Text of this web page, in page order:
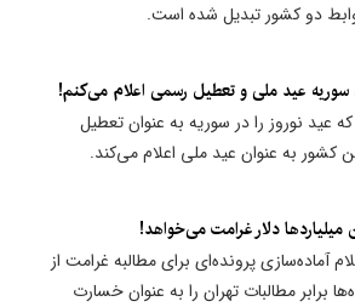
دو کشور تبدیل شده است.
سوریه عید ملی و تعطیل رسمی اعلام می‌کنم!
عید نوروز را در سوریه به عنوان تعطیل
کشور به عنوان عید ملی اعلام می‌کند.
میلیاردها دلار غرامت می‌خواهد!
آماده‌سازی پرونده‌ای برای مطالبه غرامت از
برابر مطالبات تهران را به عنوان خسارت